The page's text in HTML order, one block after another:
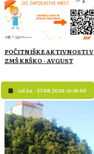
POČITNIŠKE AKTIVNOSTI V
ZMŠ KRŠKO - AVGUST
od 24. - 27.08.2026 ob16:00